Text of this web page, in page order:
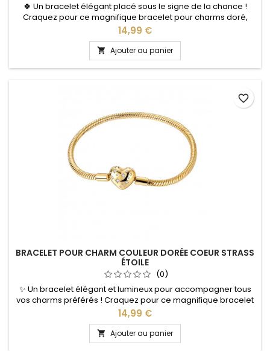
🍀 Un bracelet élégant placé sous le signe de la chance !
Craquez pour ce magnifique bracelet pour charms doré,
sublimé par un délicat motif trèfle porte-bonheur avec pierre
verte. Son design raffiné et symbolique apporte une touche
élégante et lumineuse au poignet. Le trèfle à quatre feuilles
est traditionnellement associé à la chance, au bonheur et à
la...
Prix
14,99 €
 Ajouter au panier
BRACELET POUR CHARM COULEUR DORÉE COEUR STRASS
ÉTOILE
(0)
✨ Un bracelet élégant et lumineux pour accompagner tous
vos charms préférés ! Craquez pour ce magnifique bracelet
pour charms doré, sublimé par un délicat motif cœur orné de
strass et d’une étoile. Son design raffiné apporte une touche
de féminité et d’éclat au poignet, tout en vous permettant de
personnaliser votre bijou selon vos envies. Grâce à sa...
Prix
14,99 €
 Ajouter au panier
favorite_border